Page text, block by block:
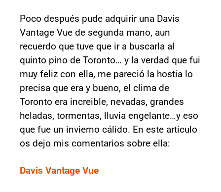
Poco después pude adquirir una Davis
Vantage Vue de segunda mano, aun
recuerdo que tuve que ir a buscarla al
quinto pino de Toronto… y la verdad que fui
muy feliz con ella, me pareció la hostia lo
precisa que era y bueno, el clima de
Toronto era increible, nevadas, grandes
heladas, tormentas, lluvia engelante…y eso
que fue un invierno cálido. En este articulo
os dejo mis comentarios sobre ella:
Davis Vantage Vue